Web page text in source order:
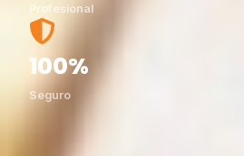
Profesional
100%
Seguro